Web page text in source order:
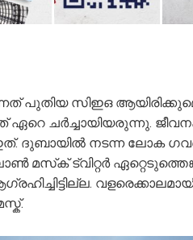
പുതിയ സിഇഒ
ഏറെ ചർച്ചായിയരുന്നു.
ദുബായിൽ നടന്ന ലോക
മസ്‌ക് ട്വിറ്റർ
വളരെക്കാലമായി